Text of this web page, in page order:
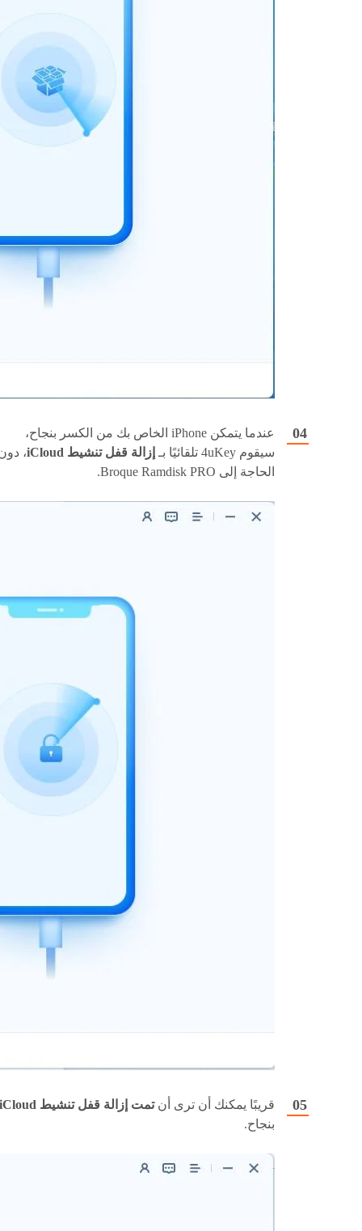
عندما يتمكن iPhone الخاص بك من الكسر بنجاح،
سيقوم 4uKey تلقائيًا بـ
إزالة قفل تنشيط iCloud
،
الحاجة إلى Broque Ramdisk PRO.
قريبًا يمكنك أن ترى أنتمت إزالة قفل تنشيط iCloud
بنجاح.